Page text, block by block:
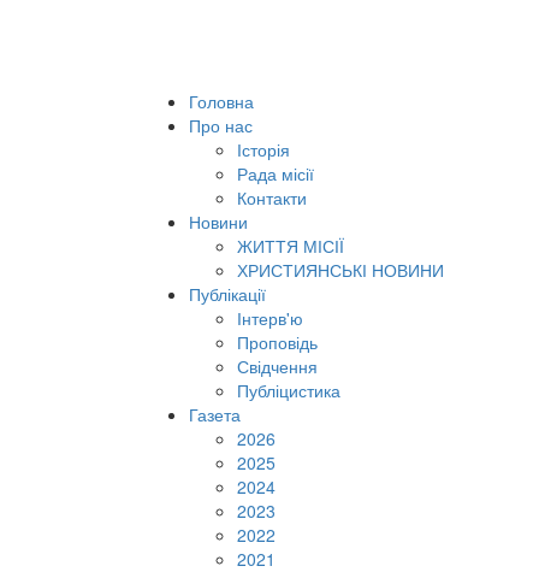
Головна
Про нас
Історія
Рада місії
Контакти
Новини
ЖИТТЯ МІСІЇ
ХРИСТИЯНСЬКІ НОВИНИ
Публікації
Інтерв'ю
Проповідь
Свідчення
Публіцистика
Газета
2026
2025
2024
2023
2022
2021